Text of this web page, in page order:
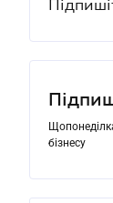
бізнесу